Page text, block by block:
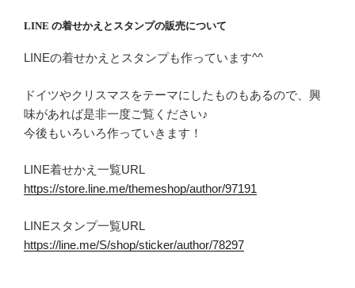
LINE の着せかえとスタンプの販売について
LINEの着せかえとスタンプも作っています^^
ドイツやクリスマスをテーマにしたものもあるので、興
味があれば是非一度ご覧ください♪
今後もいろいろ作っていきます！
LINE着せかえ一覧URL
https://store.line.me/themeshop/author/97191
LINEスタンプ一覧URL
https://line.me/S/shop/sticker/author/78297